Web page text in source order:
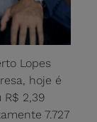
Lopes
hoje é
2,39
7.727